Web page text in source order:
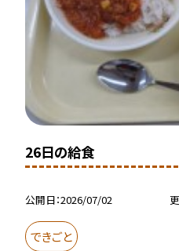
26日の給食
公開日 2026/07/02
できごと